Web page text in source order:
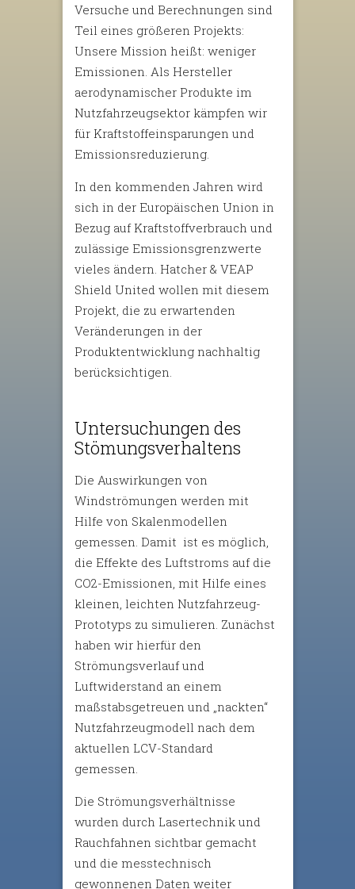
Versuche und Berechnungen sind
Teil eines größeren Projekts:
Unsere Mission heißt: weniger
Emissionen. Als Hersteller
aerodynamischer Produkte im
Nutzfahrzeugsektor kämpfen wir
für Kraftstoffeinsparungen und
Emissionsreduzierung.
In den kommenden Jahren wird
sich in der Europäischen Union in
Bezug auf Kraftstoffverbrauch und
zulässige Emissionsgrenzwerte
vieles ändern. Hatcher & VEAP
Shield United wollen mit diesem
Projekt, die zu erwartenden
Veränderungen in der
Produktentwicklung nachhaltig
berücksichtigen.
Untersuchungen des
Stömungsverhaltens
Die Auswirkungen von
Windströmungen werden mit
Hilfe von Skalenmodellen
gemessen. Damit ist es möglich,
die Effekte des Luftstroms auf die
CO2-Emissionen, mit Hilfe eines
kleinen, leichten Nutzfahrzeug-
Prototyps zu simulieren. Zunächst
haben wir hierfür den
Strömungsverlauf und
Luftwiderstand an einem
maßstabsgetreuen und „nackten“
Nutzfahrzeugmodell nach dem
aktuellen LCV-Standard
gemessen.
Die Strömungsverhältnisse
wurden durch Lasertechnik und
Rauchfahnen sichtbar gemacht
und die messtechnisch
gewonnenen Daten weiter